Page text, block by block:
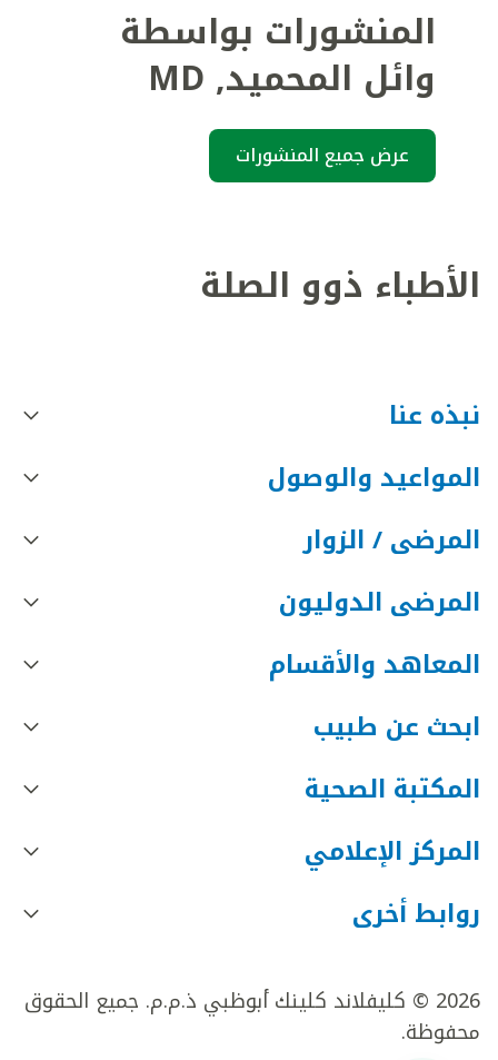
المنشورات بواسطة
وائل المحميد,
MD
عرض جميع المنشورات
الأطباء ذوو الصلة
نبذه عنا
المواعيد والوصول
المرضى / الزوار
المرضى الدوليون
المعاهد والأقسام
ابحث عن طبيب
المكتبة الصحية
المركز الإعلامي
روابط أخرى
2026 © كليفلاند كلينك أبوظبي ذ.م.م. جميع الحقوق
محفوظة.